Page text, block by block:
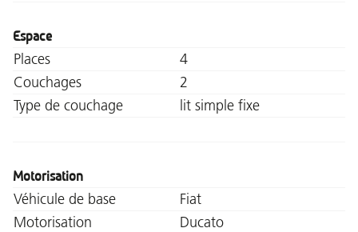
Espace
Places
4
Couchages
2
Type de couchage
lit simple fixe
Motorisation
Véhicule de base
Fiat
Motorisation
Ducato